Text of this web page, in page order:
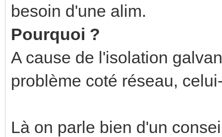
besoin d'une alim.
Pourquoi ?
A cause de l'isolation
problème coté réseau,
Là on parle bien d'un